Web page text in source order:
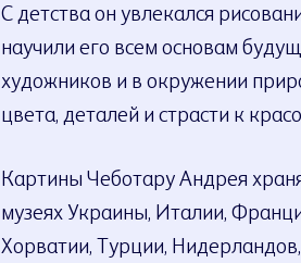
С детства он увлекался
научили его всем основам
художников и в окружении
цвета, деталей и страсти к
Картины Чеботару Андрея
музеях Украины, Италии,
Хорватии, Турции,